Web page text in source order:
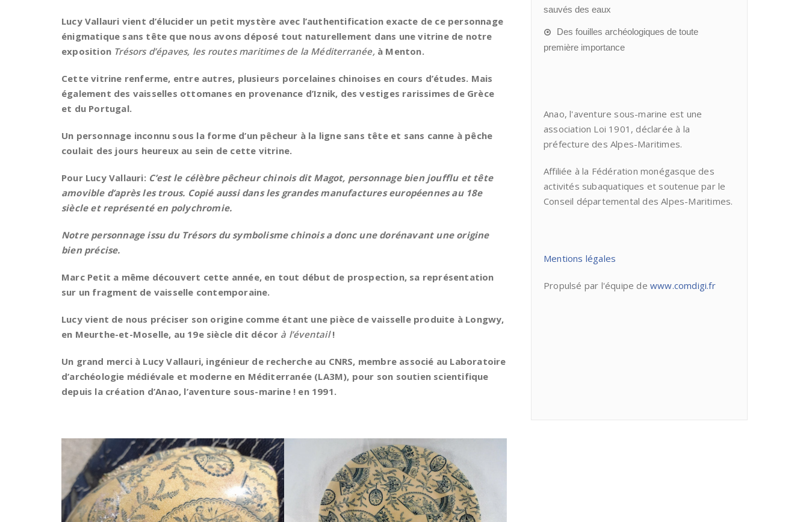
Lucy Vallauri vient d’élucider un petit mystère avec l’authentification exacte de ce personnage
énigmatique sans tête que nous avons déposé tout naturellement dans une vitrine de notre
exposition Trésors d’épaves, les routes maritimes de la Méditerranée, à Menton.
Cette vitrine renferme, entre autres, plusieurs porcelaines chinoises en cours d’études. Mais
également des vaisselles ottomanes en provenance d’Iznik, des vestiges rarissimes de Grèce
et du Portugal.
Un personnage inconnu sous la forme d’un pêcheur à la ligne sans tête et sans canne à pêche
coulait des jours heureux au sein de cette vitrine.
Pour Lucy Vallauri: C’est le célèbre pêcheur chinois dit Magot, personnage bien joufflu et tête
amovible d’après les trous. Copié aussi dans les grandes manufactures européennes au 18e
siècle et représenté en polychromie.
Notre personnage issu du Trésors du symbolisme chinois a donc une dorénavant une origine
bien précise.
Marc Petit a même découvert cette année, en tout début de prospection, sa représentation
sur un fragment de vaisselle contemporaine.
Lucy vient de nous préciser son origine comme étant une pièce de vaisselle produite à Longwy,
en Meurthe-et-Moselle, au 19e siècle dit décor à l’éventail!
Un grand merci à Lucy Vallauri, ingénieur de recherche au CNRS, membre associé au Laboratoire
d’archéologie médiévale et moderne en Méditerranée (LA3M), pour son soutien scientifique
depuis la création d’Anao, l’aventure sous-marine ! en 1991.
sauvés des eaux
Des fouilles archéologiques de toute
première importance
Anao, l'aventure sous-marine est une
association Loi 1901, déclarée à la
préfecture des Alpes-Maritimes.
Affiliée à la Fédération monégasque des
activités subaquatiques et soutenue par le
Conseil départemental des Alpes-Maritimes.
Mentions légales
Propulsé par l'équipe de www.comdigi.fr